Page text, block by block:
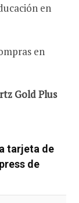
en
en
Gold Plus
tarjeta de
de